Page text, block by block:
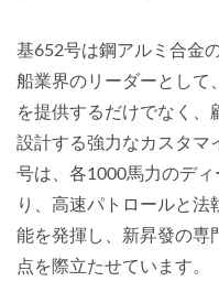
基652号は鋼アルミ合金
船業界のリーダーとして
を提供するだけでなく、
設計する強力なカスタマ
号は、各1000馬力のデ
り、高速パトロールと法
能を発揮し、新昇發の専
点を際立たせています。